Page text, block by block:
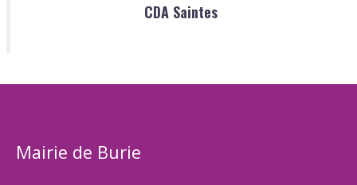
CDA Saintes
Mairie de Burie